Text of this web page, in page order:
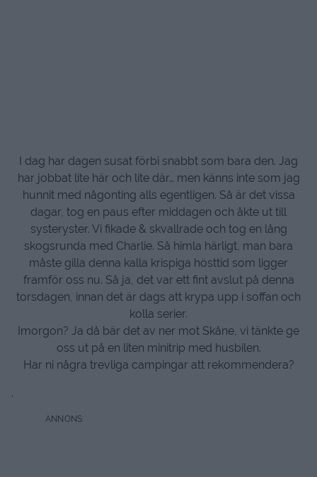
I dag har dagen susat förbi snabbt som bara den. Jag
har jobbat lite här och lite där… men känns inte som jag
hunnit med någonting alls egentligen. Så är det vissa
dagar, tog en paus efter middagen och åkte ut till
systeryster. Vi fikade & skvallrade och tog en lång
skogsrunda med Charlie. Så himla härligt, man bara
måste gilla denna kalla krispiga hösttid som ligger
framför oss nu. Så ja, det var ett fint avslut på denna
torsdagen, innan det är dags att krypa upp i soffan och
kolla serier.
Imorgon? Ja då bär det av ner mot Skåne, vi tänkte ge
oss ut på en liten minitrip med husbilen.
Har ni några trevliga campingar att rekommendera?
.